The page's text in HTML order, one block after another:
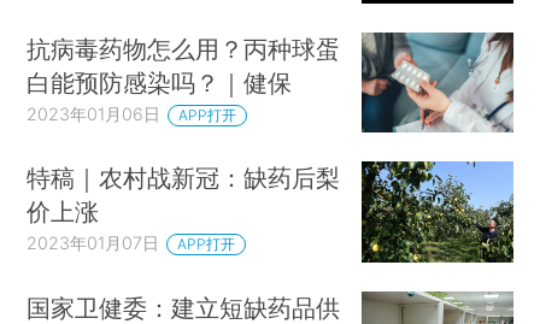
抗病毒药物怎么用？丙种球蛋
白能预防感染吗？｜健保
2023年01月06日 APP打开
特稿｜农村战新冠：缺药后梨
价上涨
2023年01月07日 APP打开
国家卫健委：建立短缺药品供